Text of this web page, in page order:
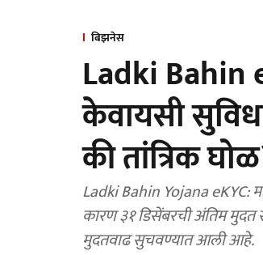
बिझनेस
Ladki Bahin
केवायसी
की तांत्रिक
Ladki Bahin Yojana eKYC:
कारण ३१ डिसेंबरची अंतिम मुदत
मुदतवाढ सुचवण्यात आली आहे.